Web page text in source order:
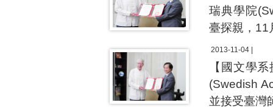
瑞典學院
臺探親，11
2013-11-04 |
【國文學
(Swedish
並接受臺灣